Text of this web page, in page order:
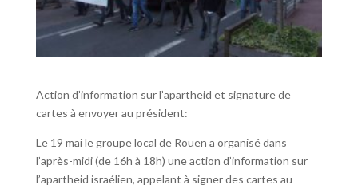
Action d’information sur l’apartheid et signature de
cartes à envoyer au président:
Le 19 mai le groupe local de Rouen a organisé dans
l’après-midi (de 16h à 18h) une action d’information sur
l’apartheid israélien, appelant à signer des cartes au